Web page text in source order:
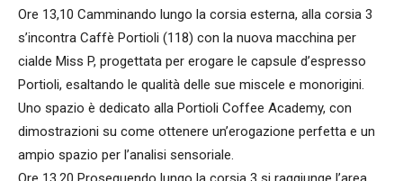
Ore 13,10 Camminando lungo la corsia esterna, alla corsia 3
s’incontra Caffè Portioli (118) con la nuova macchina per
cialde Miss P, progettata per erogare le capsule d’espresso
Portioli, esaltando le qualità delle sue miscele e monorigini.
Uno spazio è dedicato alla Portioli Coffee Academy, con
dimostrazioni su come ottenere un’erogazione perfetta e un
ampio spazio per l’analisi sensoriale.